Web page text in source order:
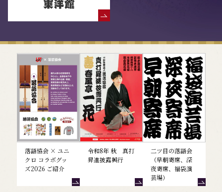
落語協会からのお知らせ
落語協会 × ユニ
クロ コラボグッ
ズ2026 ご紹介
令和8年 秋 真打
昇進披露興行
二ツ目の落語会
（早朝寄席、深
夜寄席、福袋演
芸場）